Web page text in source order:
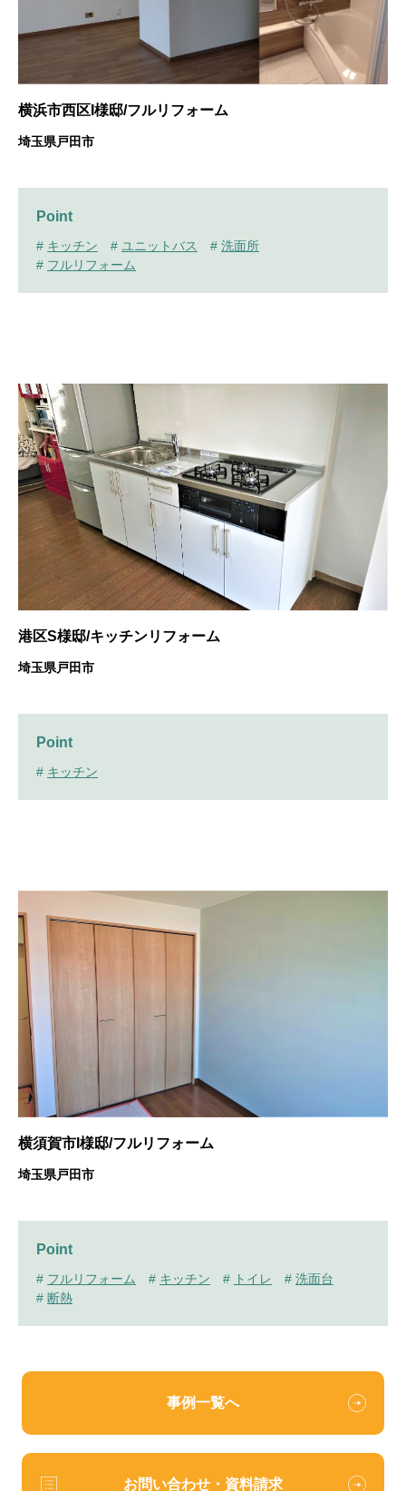
横浜市西区I様邸/フルリフォーム
埼玉県戸田市
Point
# キッチン # ユニットバス # 洗面所
# フルリフォーム
港区S様邸/キッチンリフォーム
埼玉県戸田市
Point
# キッチン
横須賀市I様邸/フルリフォーム
埼玉県戸田市
Point
# フルリフォーム # キッチン # トイレ # 洗面台
# 断熱
事例一覧へ
お問い合わせ・資料請求